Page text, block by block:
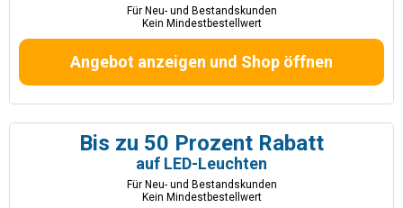
Für Neu- und Bestandskunden
Kein Mindestbestellwert
Angebot anzeigen und Shop öffnen
Bis zu 50 Prozent Rabatt
auf LED-Leuchten
Für Neu- und Bestandskunden
Kein Mindestbestellwert